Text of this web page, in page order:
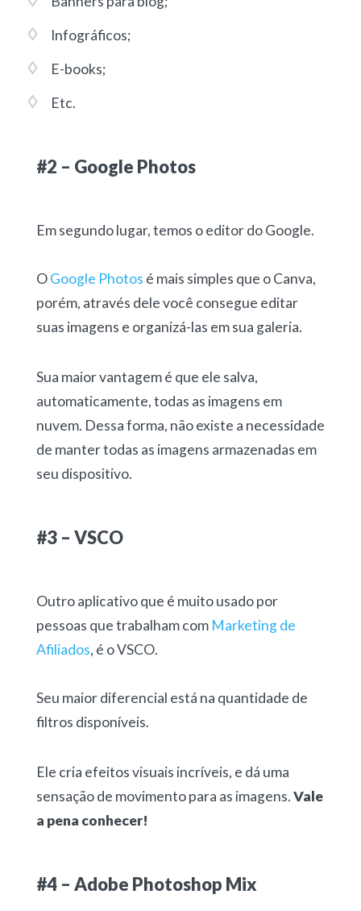
Infográficos;
E-books;
Etc.
#2 – Google Photos
Em segundo lugar, temos o editor do Google.
OGoogle Photos é mais simples que o Canva,
porém, através dele você consegue editar
suas imagens e organizá-las em sua galeria.
Sua maior vantagem é que ele salva,
automaticamente, todas as imagens em
nuvem. Dessa forma, não existe a necessidade
de manter todas as imagens armazenadas em
seu dispositivo.
#3 – VSCO
Outro aplicativo que é muito usado por
pessoas que trabalham com Marketing de
Afiliados, é o VSCO.
Seu maior diferencial está na quantidade de
filtros disponíveis.
Ele cria efeitos visuais incríveis, e dá uma
sensação de movimento para as imagens.Vale
a pena conhecer!
#4 – Adobe Photoshop Mix